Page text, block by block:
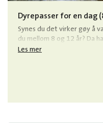
Dyrepasser for en dag
Synes du det virker gøy å
du mellom 8 og 12 år? Da
være med en dyrepasser på
Les mer